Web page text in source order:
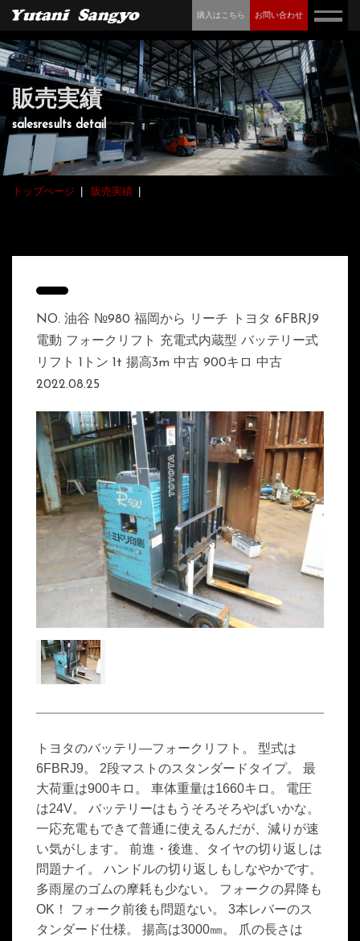
購入はこちら お問い合わせ
販売実績
salesresults detail
トップページ 販売実績
NO. 油谷 №980 福岡から リーチ トヨタ 6FBRJ9
電動 フォークリフト 充電式内蔵型 バッテリー式
リフト 1トン 1t 揚高3m 中古 900キロ 中古
2022.08.25
トヨタのバッテリ―フォークリフト。 型式は
6FBRJ9。 2段マストのスタンダードタイプ。 最
大荷重は900キロ。 車体重量は1660キロ。 電圧
は24V。 バッテリーはもうそろそろやばいかな。
一応充電もできて普通に使えるんだが、減りが速
い気がします。 前進・後進、タイヤの切り返しは
問題ナイ。 ハンドルの切り返しもしなやかです。
多雨屋のゴムの摩耗も少ない。 フォークの昇降も
OK！ フォーク前後も問題ない。 3本レバーのス
タンダード仕様。 揚高は3000㎜。 爪の長さは